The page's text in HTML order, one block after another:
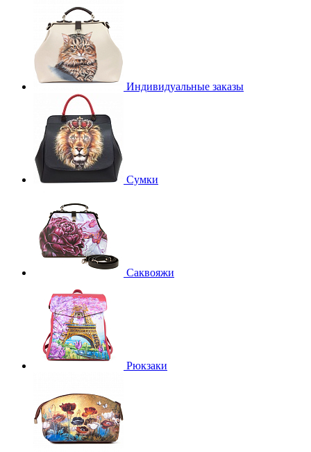
Индивидуальные заказы
Сумки
Саквояжи
Рюкзаки